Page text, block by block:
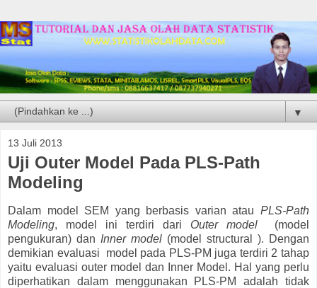
▼
13 Juli 2013
Uji Outer Model Pada PLS-Path
Modeling
Dalam model SEM yang berbasis varian atau PLS-Path
Modeling, model ini terdiri dari Outer model (model
pengukuran) dan Inner model (model structural ). Dengan
demikian evaluasi model pada PLS-PM juga terdiri 2 tahap
yaitu evaluasi outer model dan Inner Model. Hal yang perlu
diperhatikan dalam menggunakan PLS-PM adalah tidak